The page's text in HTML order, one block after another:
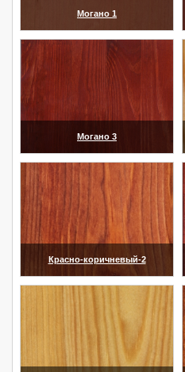
Могано 1
Могано 3
Красно-коричневый-2